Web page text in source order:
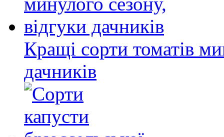
Кращі сорти томатів
дачників